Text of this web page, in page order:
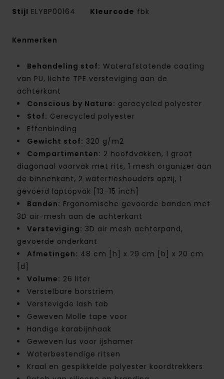
Stijl ELYBP00164 Kleurcode fbk
Kenmerken
Behandeling stof: Waterafstotende coating
van PU, lichte TPE versteviging aan de
achterkant
Conscious by Nature: gerecycled polyester
Stof: Gerecycled polyester
Effenbinding
Gewicht stof: 320 g/m2
Compartimenten: 2 hoofdvakken, 1 groot
diagonaal voorvak met rits, 1 mesh organizer aan
de binnenkant, 2 waterfleshouders opzij, 1
gevoerd laptopvak [13–15 inch]
Banden: Ergonomische gevoerde banden met
3D air-mesh aan de achterkant
Versteviging: 3D air mesh achterpand,
gevoerde onderkant
Afmetingen: 48 cm [h] x 29 cm [b] x 20 cm
[d]
Volume: 26 liter
Verstelbare borstriem
Verstevigde lash tab
Geweven Molle tape voor
Handige karabijnhaak
Geweven lus voor ijshamer
Waterbestendige ritsen
Kraal en gespikkelde polyester koordtrekkers